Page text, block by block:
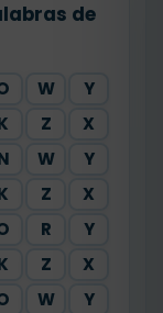
de
W
Y
Z
X
W
Y
Z
X
R
Y
Z
X
W
Y